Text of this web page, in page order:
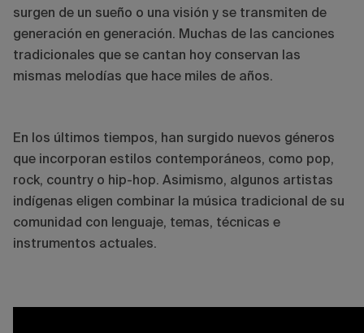
surgen de un sueño o una visión y se transmiten de
generación en generación. Muchas de las canciones
tradicionales que se cantan hoy conservan las
mismas melodías que hace miles de años.
En los últimos tiempos, han surgido nuevos géneros
que incorporan estilos contemporáneos, como pop,
rock, country o hip-hop. Asimismo, algunos artistas
indígenas eligen combinar la música tradicional de su
comunidad con lenguaje, temas, técnicas e
instrumentos actuales.